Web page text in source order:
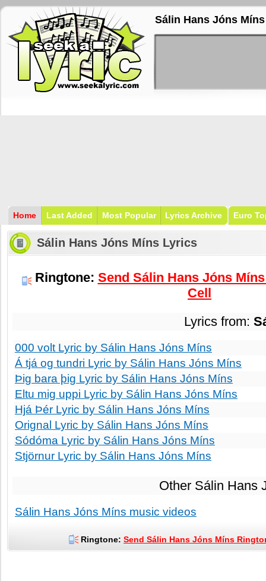
Sálin Hans Jóns
Home Last Added Most Popular Lyrics Archive Euro
Sálin Hans Jóns Míns Lyrics
Ringtone: Send Sálin Hans Jóns
Cell
Lyrics from:
000 volt Lyric by Sálin Hans Jóns Míns
Á tjá og tundri Lyric by Sálin Hans Jóns Míns
Þig bara þig Lyric by Sálin Hans Jóns Míns
Eltu mig uppi Lyric by Sálin Hans Jóns Míns
Hjá Þér Lyric by Sálin Hans Jóns Míns
Orignal Lyric by Sálin Hans Jóns Míns
Sódóma Lyric by Sálin Hans Jóns Míns
Stjörnur Lyric by Sálin Hans Jóns Míns
Other Sálin Hans
Sálin Hans Jóns Míns music videos
Ringtone: Send Sálin Hans Jóns Míns